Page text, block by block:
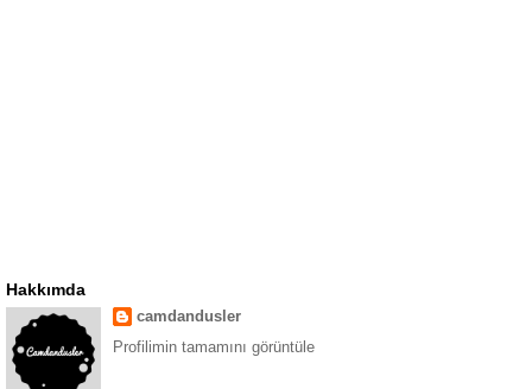
Hakkımda
camdandusler
Profilimin tamamını görüntüle